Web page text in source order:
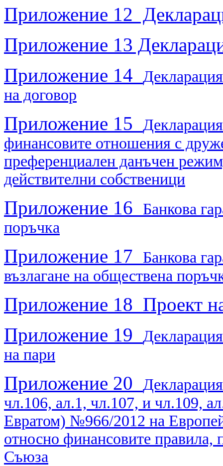
Приложение 12
Приложение 13
Приложение 14
на договор
Приложение 15
финансовите отношения с
преференциален данъчен
действителни собственици
Приложение 16
Банкова
поръчка
Приложение 17
Банкова
възлагане на обществена
Приложение 18 Проект
Приложение 19
на пари
Приложение 20
чл.106, ал.1, чл.107, и чл.109,
Евратом) №966/2012 на
относно финансовите
Съюза